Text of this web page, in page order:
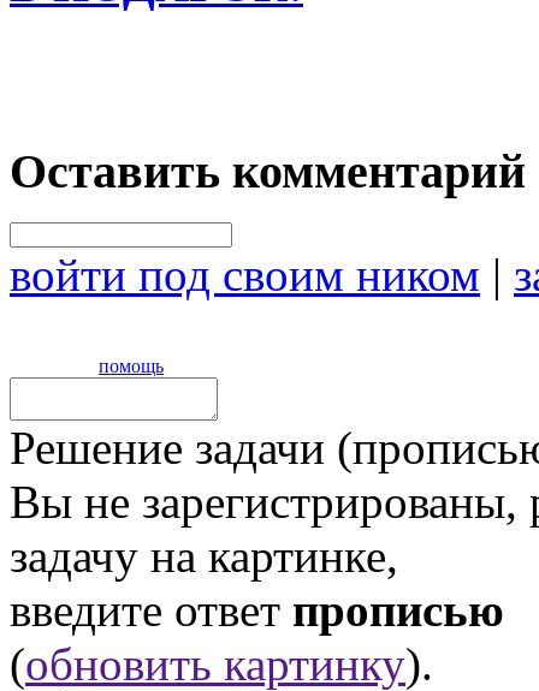
Оставить комментарий
войти под своим ником |
помощь
Решение задачи
Вы не
задачу на картинке,
введите ответ прописью
(обновить картинку).